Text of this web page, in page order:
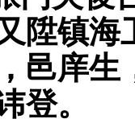
陞镇海
邑庠
登。